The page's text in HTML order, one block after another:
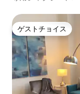
ゲストチョイス
ゲストチョイス